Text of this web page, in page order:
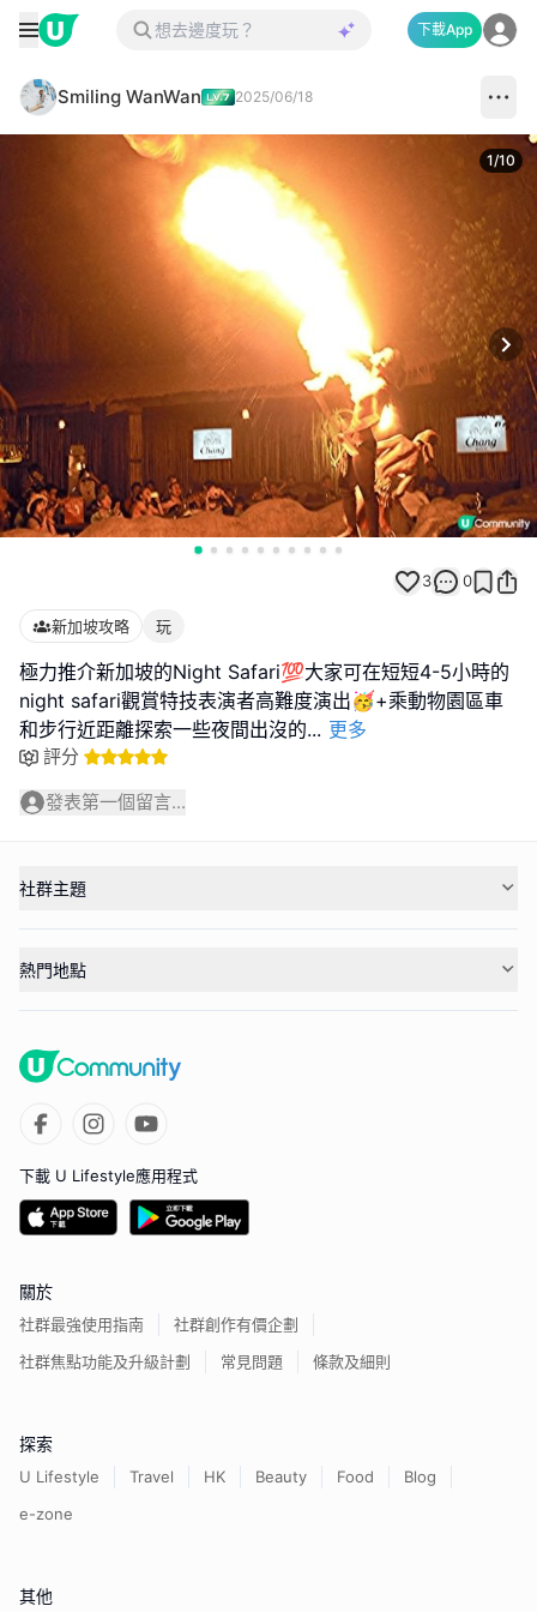
下載App
Smiling WanWan 2025/06/18
1/10
3 0
新加坡攻略 玩
極力推介新加坡的Night Safari💯大家可在短短4-5小時的
night safari觀賞特技表演者高難度演出🥳+乘動物園區車
和步行近距離探索一些夜間出沒的... 更多
評分
發表第一個留言...
社群主題
熱門地點
下載 U Lifestyle應用程式
關於
社群最強使用指南
社群創作有價企劃
社群焦點功能及升級計劃
常見問題 條款及細則
探索
U Lifestyle Travel HK Beauty Food
Blog
e-zone
其他